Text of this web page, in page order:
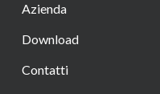
Azienda
Download
Contatti